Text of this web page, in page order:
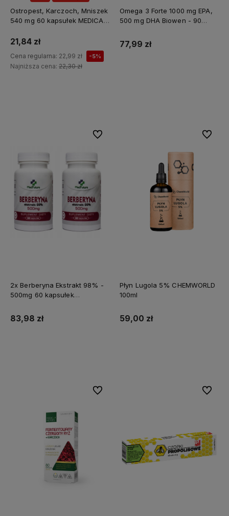
Ostropest, Karczoch, Mniszek
540 mg 60 kapsułek MEDICA
21,84 zł
Cena regularna: 22,99 zł -5%
Najniższa cena: 22,30 zł
Omega 3 Forte 1000 mg EPA,
500 mg DHA Biowen - 90
77,99 zł
2x Berberyna Ekstrakt 98% -
500mg 60 kapsułek
83,98 zł
Do ulubionych
Płyn Lugola 5% CHEMWORLD
100ml
59,00 zł
Do
Do ulubionych Do